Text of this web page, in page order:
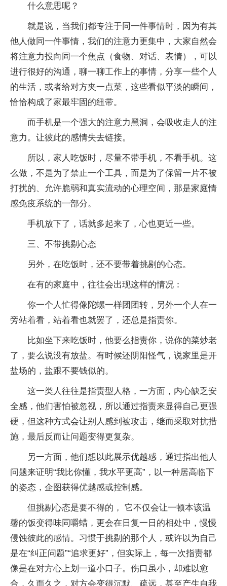
什么意思呢？
就是说，当我们都专注于同一件事情时，因为有其
他人做同一件事情，我们的注意力更集中，大家自然会
将注意力投向同一个焦点（食物、对话、表情），可以
进行很好的沟通，聊一聊工作上的事情，分享一些个人
的生活，或者给对方夹一点菜，这些看似平淡的瞬间，
恰恰构成了家最牢固的纽带。
而手机是一个强大的注意力黑洞，会吸收走人的注
意力。让彼此的感情失去链接。
所以，家人吃饭时，尽量不带手机，不看手机。这
么做，不是为了禁止一个工具，而是为了保留一片不被
打扰的、允许脆弱和真实流动的心理空间，那是家庭情
感免疫系统的一部分。
手机放下了，话就多起来了，心也更近一些。
三、不带挑剔心态
另外，在吃饭时，还不要带着挑剔的心态。
在有的家庭中，往往会出现这样的情况：
你一个人忙得像陀螺一样团团转，另外一个人在一
旁站着看，站着看也就罢了，还总是指责你。
比如坐下来吃饭时，他要么指责你，说你的菜炒老
了，要么说没有放盐。有时候还阴阳怪气，说家里是开
盐场的，盐跟不要钱似的。
这一类人往往是指责型人格，一方面，内心缺乏安
全感，他们害怕被忽视，所以通过指责来显得自己更强
硬，但这种方式会让别人感到被攻击，继而采取对抗措
施，最后反而让问题变得更复杂。
另一方面，他们想以此展示优越感，通过指出他人
问题来证明“我比你懂，我水平更高”，以一种居高临下
的姿态，企图获得优越感或控制感。
但挑剔心态是要不得的， 它不仅会让一顿本该温
馨的饭变得味同嚼蜡，更会在日复一日的相处中，慢慢
侵蚀彼此的感情。习惯于挑剔的那个人，或许以为自己
是在“纠正问题”“追求更好”，但实际上，每一次指责都
像是在对方心上划一道小口子。伤口虽小，却难以愈
合，久而久之，对方会变得沉默、疏远，甚至产生自我